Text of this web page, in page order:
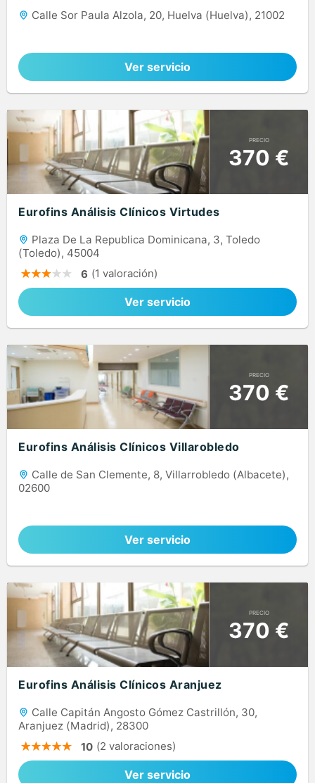
Calle Sor Paula Alzola, 20, Huelva (Huelva), 21002
Ver servicio
PRECIO
370 €
Eurofins Análisis Clínicos Virtudes
Plaza De La Republica Dominicana, 3, Toledo
(Toledo), 45004
6 (1 valoración)
Ver servicio
PRECIO
370 €
Eurofins Análisis Clínicos Villarobledo
Calle de San Clemente, 8, Villarrobledo (Albacete),
02600
Ver servicio
PRECIO
370 €
Eurofins Análisis Clínicos Aranjuez
Calle Capitán Angosto Gómez Castrillón, 30,
Aranjuez (Madrid), 28300
10 (2 valoraciones)
Ver servicio